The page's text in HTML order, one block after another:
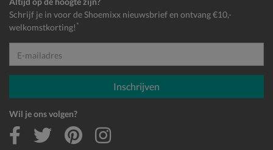
Schrijf je in voor de Shoemixx nieuwsbrief en ontvang €10,-
welkomstkorting! *
E-mailadres
Inschrijven
Wil je ons volgen?